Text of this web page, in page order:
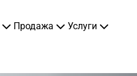
Продажа Услуги